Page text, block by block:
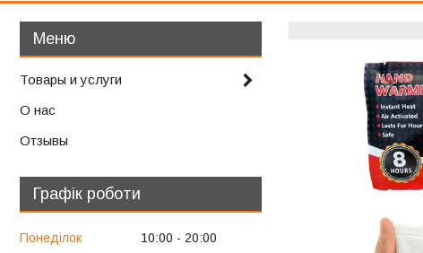
Товары и услуги
О нас
Отзывы
Графік роботи
Понеділок 10:00
20:00